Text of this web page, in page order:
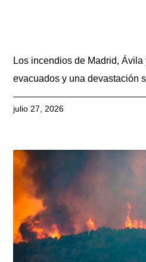
Los incendios de Madrid,
evacuados y una devastación
julio 27, 2026